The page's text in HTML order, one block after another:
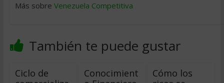
Más sobre Venezuela Competitiva
También te puede gustar
Ciclo de
Conocimient
Cómo los